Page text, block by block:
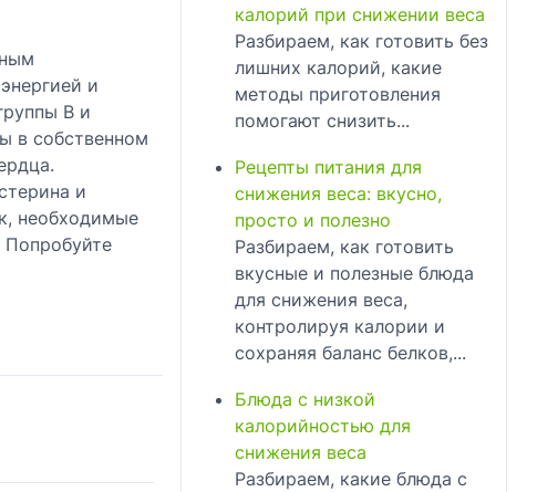
и
B и
в собственном
и
необходимые
калорий при снижении веса
Разбираем, как готовить без
лишних калорий, какие
методы приготовления
помогают снизить...
Рецепты питания для
снижения веса: вкусно,
просто и полезно
Разбираем, как готовить
вкусные и полезные блюда
для снижения веса,
контролируя калории и
сохраняя баланс белков,...
Блюда с низкой
калорийностью для
снижения веса
Разбираем, какие блюда с